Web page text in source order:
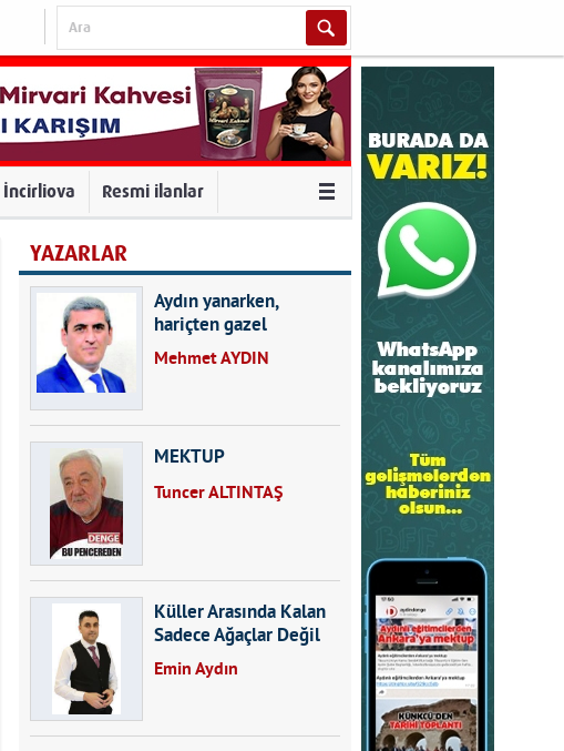
İncirliova Resmi ilanlar
YAZARLAR
Aydın yanarken,
hariçten gazel
okuyarak kalpleri de
Mehmet AYDIN
MEKTUP
Tuncer ALTINTAŞ
Küller Arasında Kalan
Sadece Ağaçlar Değil
Emin Aydın